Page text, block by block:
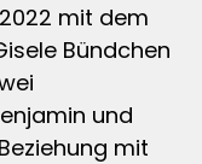
mit dem
Bündchen
und
mit